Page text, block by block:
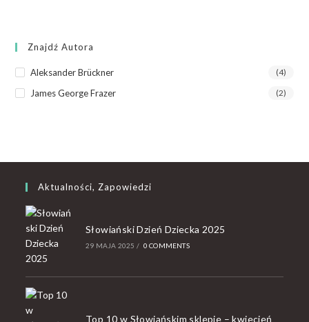
Znajdź Autora
Aleksander Brückner (4)
James George Frazer (2)
Aktualności, Zapowiedzi
Słowiański Dzień Dziecka 2025
29 MAJA 2025 / 0 COMMENTS
Top 10 w Słowiańskim sklepie – kwiecień